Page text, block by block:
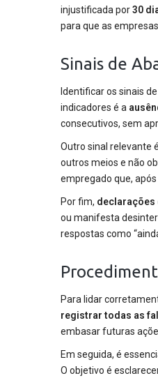
injustificada por30
para que as
Sinais de
Identificar os sinais
indicadores é a
consecutivos, sem
Outro sinal relevante
outros meios e não
empregado que,
Por fim, declarações
ou manifesta
respostas como
Para lidar
registrar todas as
embasar futuras
Em seguida, é
O objetivo é